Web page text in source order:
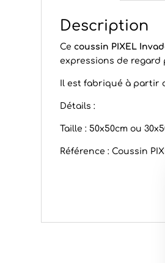
Description
Ce coussin PIXEL
expressions de regard
Il est fabriqué à partir
Détails :
Taille : 50x50cm ou
Référence : Coussin